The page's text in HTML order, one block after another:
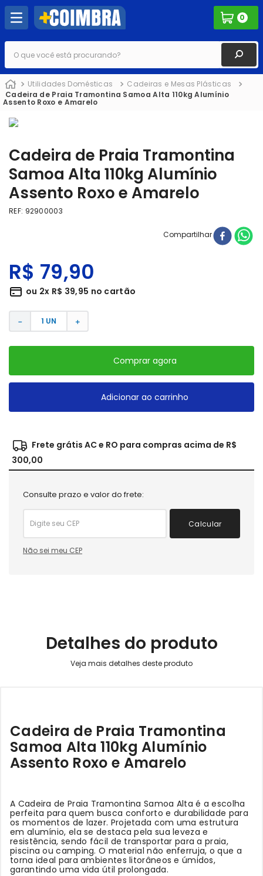
0
O que você está procurando?
Utilidades Domésticas
Cadeiras e Mesas Plásticas
Cadeira de Praia Tramontina Samoa Alta 110kg Alumínio
Assento Roxo e Amarelo
Cadeira de Praia Tramontina
Samoa Alta 110kg Alumínio
Assento Roxo e Amarelo
REF: 92900003
Compartilhar
R$ 79,90
ou 2x R$ 39,95 no cartão
＋
－
Comprar agora
Adicionar ao carrinho
Frete grátis AC e RO para compras acima de R$
300,00
Consulte prazo e valor do frete:
Calcular
Não sei meu CEP
Detalhes do produto
Cadeira de Praia Tramontina
Samoa Alta 110kg Alumínio
Assento Roxo e Amarelo
A Cadeira de Praia Tramontina Samoa Alta é a escolha
perfeita para quem busca conforto e durabilidade para
os momentos de lazer. Projetada com uma estrutura
em alumínio, ela se destaca pela sua leveza e
resistência, sendo fácil de transportar para a praia,
piscina ou camping. O material não enferruja, o que a
torna ideal para ambientes litorâneos e úmidos,
garantindo uma vida útil prolongada.